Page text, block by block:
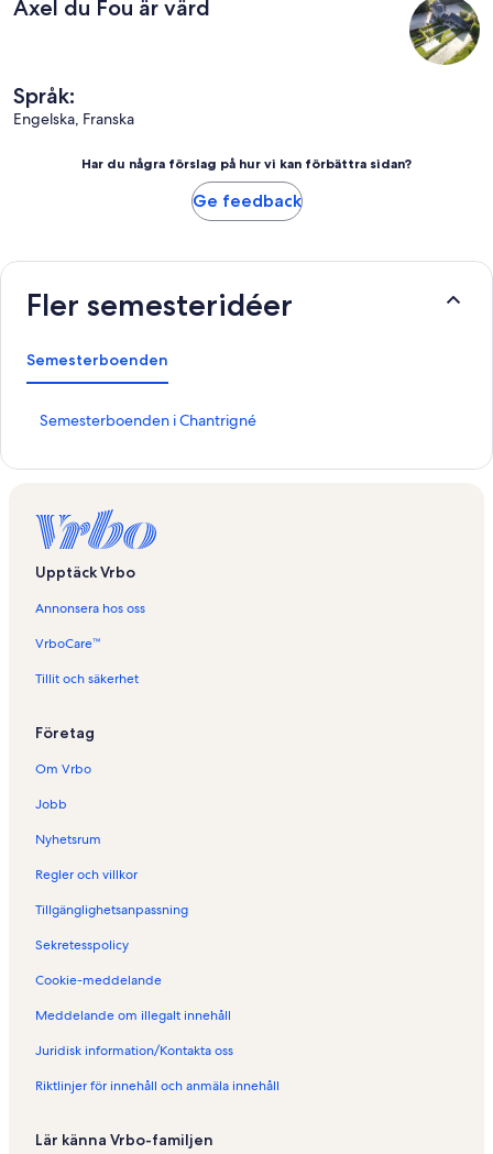
Axel du Fou är värd
Språk:
Engelska, Franska
Har du några förslag på hur vi kan förbättra sidan?
Ge feedback
Fler semesteridéer
Semesterboenden
Semesterboenden i Chantrigné
L
i
l
s
d
a
f
S
m
e
s
t
r
o
n
d
n
C
a
Upptäck Vrbo
Annonsera hos oss
VrboCare™
Tillit och säkerhet
Företag
Om Vrbo
Jobb
Nyhetsrum
Regler och villkor
Tillgänglighetsanpassning
Sekretesspolicy
Cookie-meddelande
Meddelande om illegalt innehåll
Juridisk information/Kontakta oss
Riktlinjer för innehåll och anmäla innehåll
Lär känna Vrbo-familjen